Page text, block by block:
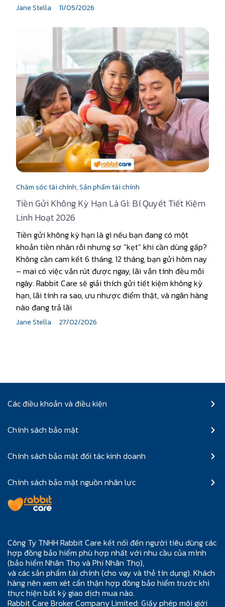
Jane Stella 11/05/2026
Chăm sóc tài chính,Sản phẩm tài chính
Tiền Gửi Không Kỳ Hạn Là Gì: Bí Quyết Tiết Kiệm
Linh Hoạt 2026
Tiền gửi không kỳ hạn là gì nếu bạn đang có một
khoản tiền nhàn rỗi nhưng sợ “kẹt” khi cần dùng gấp?
Không cần cam kết 6 tháng, 12 tháng, bạn gửi hôm nay
– mai có việc vẫn rút được ngay, lãi vẫn tính đều mỗi
ngày. Rabbit Care sẽ giải thích gửi tiết kiệm không kỳ
hạn, lãi tính ra sao, ưu nhược điểm thật, và ngân hàng
nào đang trả lãi
Jane Stella 27/02/2026
Các điều khoản và điều kiện
Chính sách bảo mật
Chính sách bảo mật đối tác kinh doanh
Chính sách bảo mật nguồn nhân lực
Công Ty TNHH Rabbit Care kết nối đến người tiêu dùng các
hợp đồng bảo hiểm phù hợp nhất với nhu cầu của mình
(bảo hiểm Nhân Thọ và Phi Nhân Thọ),
và các sản phẩm tài chính (cho vay và thẻ tín dụng). Khách
hàng nên xem xét cẩn thận hợp đồng bảo hiểm trước khi
thực hiện bất kỳ giao dịch mua nào.
Rabbit Care Broker Company Limited: Giấy phép môi giới